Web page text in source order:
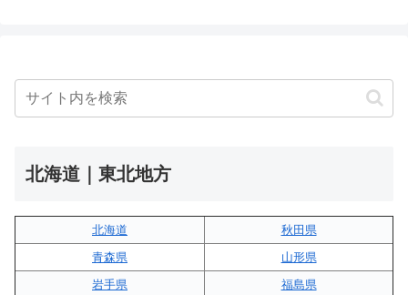
北海道｜東北地方
北海道
秋田県
青森県
山形県
岩手県
福島県